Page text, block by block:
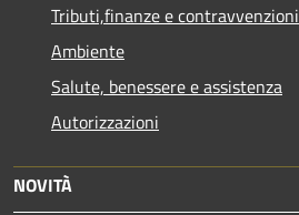
Tributi,finanze e contravvenzioni
Ambiente
Salute, benessere e assistenza
Autorizzazioni
NOVITÀ